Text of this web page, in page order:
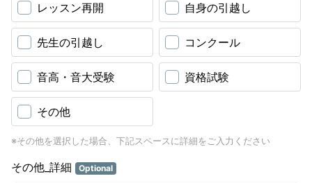
レッスン再開 自身の引越し
先生の引越し コンクール
音高・音大受験 資格試験
その他
※その他を選択した場合、下記スペースに詳細をご入力ください
その他_詳細 Optional